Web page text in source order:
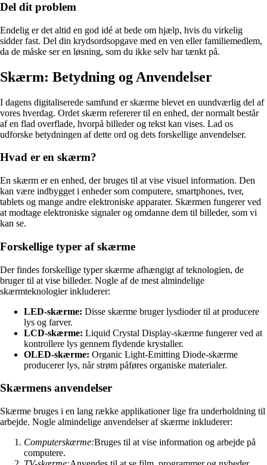
Del dit problem
Endelig er det altid en god idé at bede om hjælp, hvis du virkelig
sidder fast. Del din krydsordsopgave med en ven eller familiemedlem,
da de måske ser en løsning, som du ikke selv har tænkt på.
Skærm: Betydning og Anvendelser
I dagens digitaliserede samfund er skærme blevet en uundværlig del af
vores hverdag. Ordet skærm refererer til en enhed, der normalt består
af en flad overflade, hvorpå billeder og tekst kan vises. Lad os
udforske betydningen af dette ord og dets forskellige anvendelser.
Hvad er en skærm?
En skærm er en enhed, der bruges til at vise visuel information. Den
kan være indbygget i enheder som computere, smartphones, tver,
tablets og mange andre elektroniske apparater. Skærmen fungerer ved
at modtage elektroniske signaler og omdanne dem til billeder, som vi
kan se.
Forskellige typer af skærme
Der findes forskellige typer skærme afhængigt af teknologien, de
bruger til at vise billeder. Nogle af de mest almindelige
skærmteknologier inkluderer:
LED-skærme: Disse skærme bruger lysdioder til at producere
lys og farver.
LCD-skærme: Liquid Crystal Display-skærme fungerer ved at
kontrollere lys gennem flydende krystaller.
OLED-skærme: Organic Light-Emitting Diode-skærme
producerer lys, når strøm påføres organiske materialer.
Skærmens anvendelser
Skærme bruges i en lang række applikationer lige fra underholdning til
arbejde. Nogle almindelige anvendelser af skærme inkluderer:
Computerskærme:Bruges til at vise information og arbejde på
computere.